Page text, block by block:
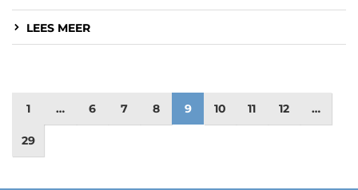
LEES MEER
1 … 6 7 8 9 10 11 12 …
29